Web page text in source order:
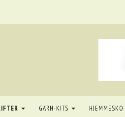
GARN-KITS HJEMMESKO